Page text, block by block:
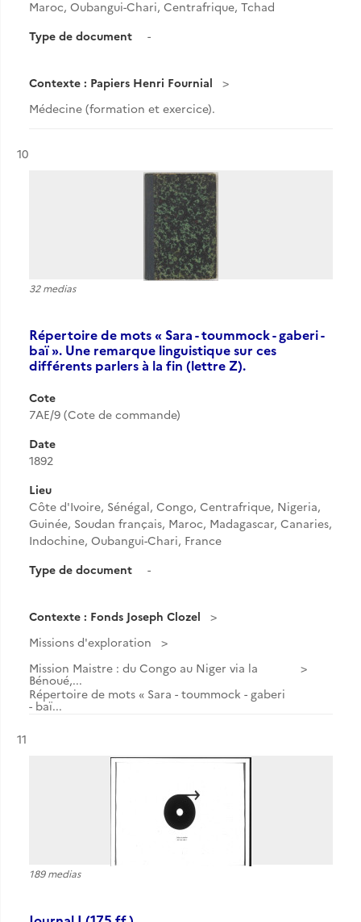
Maroc, Oubangui-Chari, Centrafrique, Tchad
Type de document
-
Contexte : Papiers Henri Fournial
Médecine (formation et exercice).
Résultat n°
10
32 medias
Répertoire de mots « Sara - toummock - gaberi -
baï ». Une remarque linguistique sur ces
différents parlers à la fin (lettre Z).
Cote
7AE/9 (Cote de commande)
Date
1892
Lieu
Côte d'Ivoire, Sénégal, Congo, Centrafrique, Nigeria,
Guinée, Soudan français, Maroc, Madagascar, Canaries,
Indochine, Oubangui-Chari, France
Type de document
-
Contexte : Fonds Joseph Clozel
Missions d'exploration
Mission Maistre : du Congo au Niger via la
Bénoué,...
Répertoire de mots « Sara - toummock - gaberi
- baï...
Résultat n°
11
189 medias